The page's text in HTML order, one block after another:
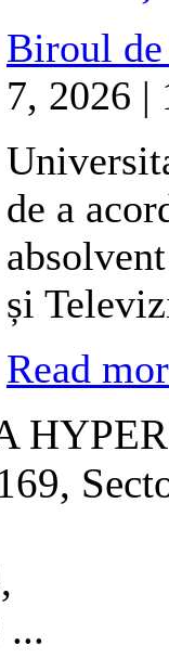
Biroul
7, 2026 |
de a
și
Read
...